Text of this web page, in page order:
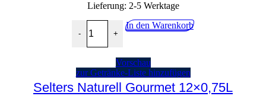
Lieferung: 2-5 Werktage
-
Ahrtalquelle Classic 12x1,0L Menge
+
In den Warenkorb
Vorschau
zur Getränke-Liste hinzufügen
Selters Naturell Gourmet 12×0,75L